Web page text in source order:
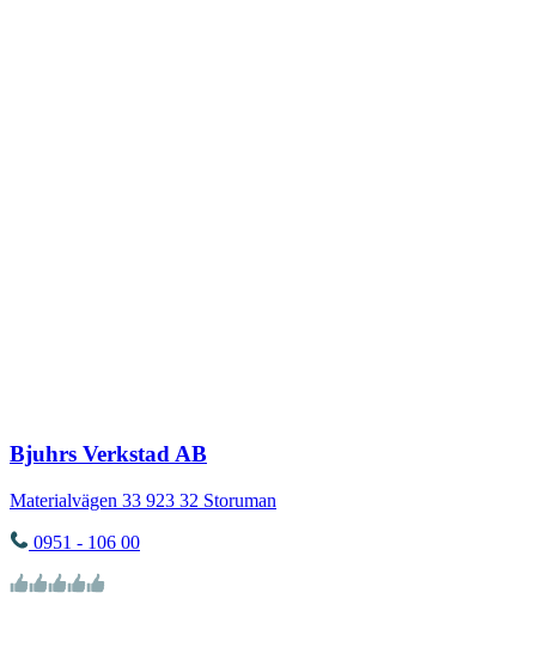
Bjuhrs Verkstad AB
Materialvägen 33 923 32 Storuman
0951 - 106 00